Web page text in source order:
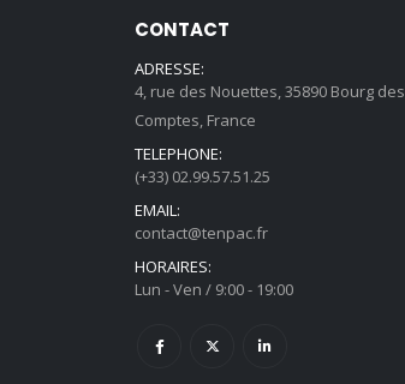
CONTACT
ADRESSE:
4, rue des Nouettes, 35890 Bourg des
Comptes, France
TELEPHONE:
(+33) 02.99.57.51.25
EMAIL:
contact@tenpac.fr
HORAIRES:
Lun - Ven / 9:00 - 19:00